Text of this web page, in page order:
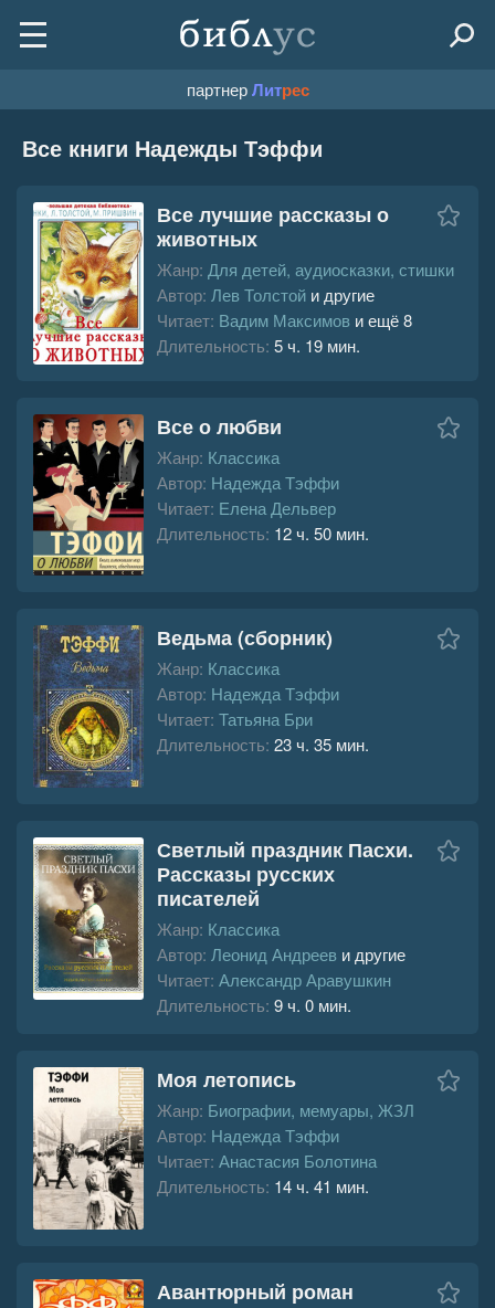
партнерЛитрес
Все книги Надежды Тэффи
Все лучшие рассказы о
животных
Жанр: Для детей, аудиосказки, стишки
Автор: Лев Толстой и другие
Читает: Вадим Максимов и ещё 8
Длительность: 5 ч. 19 мин.
Все о любви
Жанр: Классика
Автор: Надежда Тэффи
Читает: Елена Дельвер
Длительность: 12 ч. 50 мин.
Ведьма (сборник)
Жанр: Классика
Автор: Надежда Тэффи
Читает: Татьяна Бри
Длительность: 23 ч. 35 мин.
Светлый праздник Пасхи.
Рассказы русских
писателей
Жанр: Классика
Автор: Леонид Андреев и другие
Читает: Александр Аравушкин
Длительность: 9 ч. 0 мин.
Моя летопись
Жанр: Биографии, мемуары, ЖЗЛ
Автор: Надежда Тэффи
Читает: Анастасия Болотина
Длительность: 14 ч. 41 мин.
Авантюрный роман